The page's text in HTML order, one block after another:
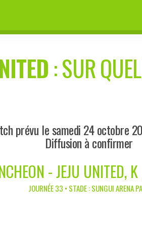
: SUR
prévu le samedi 24 octobre
Diffusion à confirmer
- JEJU UNITED,
JOURNÉE 33 • STADE : SUNGUI ARENA